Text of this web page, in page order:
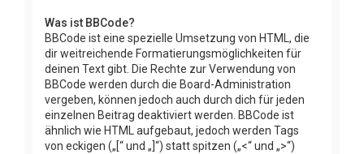
Was ist BBCode?
BBCode ist eine spezielle Umsetzung von HTML, die
dir weitreichende Formatierungsmöglichkeiten für
deinen Text gibt. Die Rechte zur Verwendung von
BBCode werden durch die Board-Administration
vergeben, können jedoch auch durch dich für jeden
einzelnen Beitrag deaktiviert werden. BBCode ist
ähnlich wie HTML aufgebaut, jedoch werden Tags
von eckigen („[“ und „]“) statt spitzen („<“ und „>“)